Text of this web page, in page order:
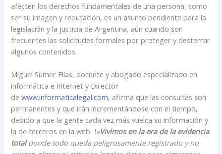
afecten los derechos fundamentales de una persona, como
ser su imagen y reputación, es un asunto pendiente para la
legislación y la justicia de Argentina, aún cuando son
frecuentes las solicitudes formales por proteger y desterrar
algunos contenidos.
Miguel Sumer Elías, docente y abogado especializado en
informática e Internet y Director
dewww.informaticalegal.com, afirma que las consultas son
permanentes y que irán incrementándose con el tiempo,
debido a que la gente cada vez más vuelca su información y
la de terceros en la web. \»Vivimos en la era de la evidencia
totaldonde todo queda peligrosamente registrado y no